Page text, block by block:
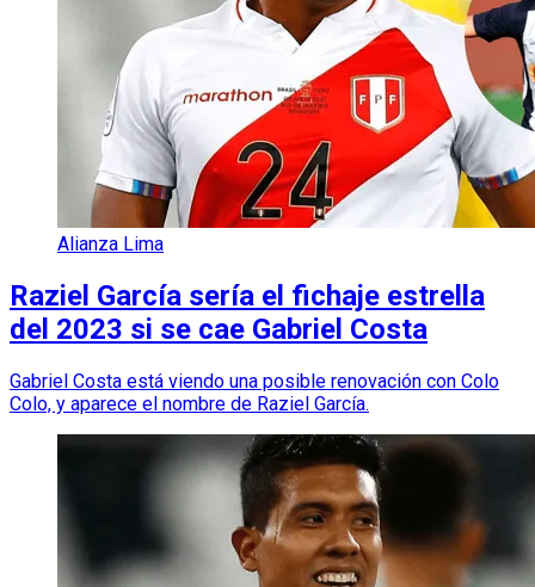
Alianza Lima
Raziel García sería el fichaje estrella
del 2023 si se cae Gabriel Costa
Gabriel Costa está viendo una posible renovación con Colo
Colo, y aparece el nombre de Raziel García.